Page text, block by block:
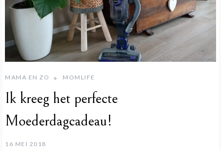
MAMA EN ZO MOMLIFE
Ik kreeg het perfecte
Moederdagcadeau!
16 MEI 2018